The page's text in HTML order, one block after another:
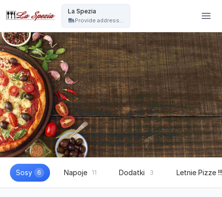
La Spezia
Provide address...
Sosy 6 Napoje 11 Dodatki 3 Letnie Pizze !!!